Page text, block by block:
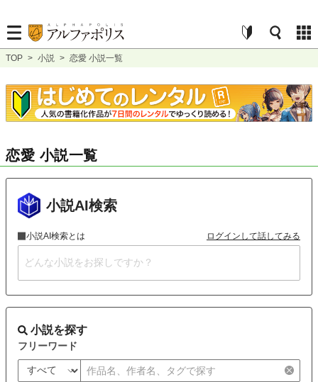
TOP > 小説 > 恋愛 小説一覧
恋愛 小説一覧
小説AI検索
小説AI検索とは ログインして話してみる
小説を探す
フリーワード